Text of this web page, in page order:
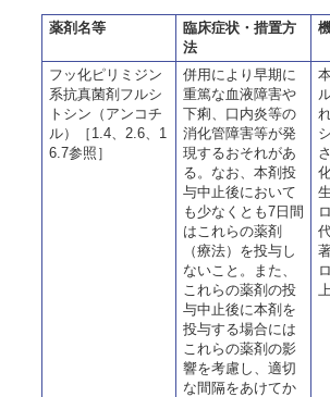
薬剤名等
臨床症状・措置方
法
フッ化ピリミジン
系抗真菌剤フルシ
トシン（アンコチ
ル）［1.4、2.6、1
6.7参照］
併用により早期に
重篤な血液障害や
下痢、口内炎等の
消化管障害等が発
現するおそれがあ
る。なお、本剤投
与中止後において
も少なくとも7日間
はこれらの薬剤
（療法）を投与し
ないこと。また、
これらの薬剤の投
与中止後に本剤を
投与する場合には
これらの薬剤の影
響を考慮し、適切
な間隔をあけてか